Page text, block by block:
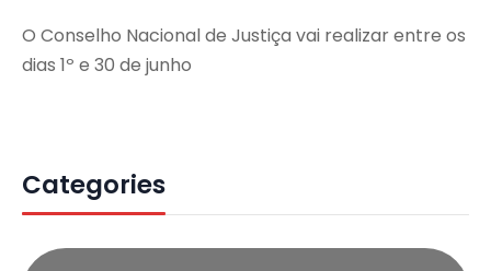
O Conselho Nacional de Justiça vai realizar entre os
dias 1º e 30 de junho
Categories